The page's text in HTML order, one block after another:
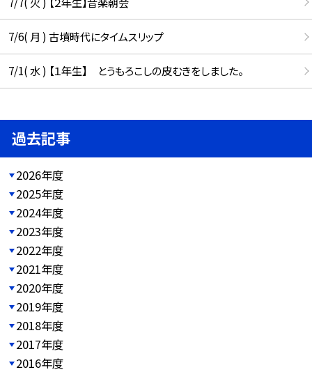
7/6( 月 ) 古墳時代にタイムスリップ
7/1( 水 ) 【１年生】 とうもろこしの皮むきをしました。
過去記事
2026年度
2025年度
2024年度
2023年度
2022年度
2021年度
2020年度
2019年度
2018年度
2017年度
2016年度